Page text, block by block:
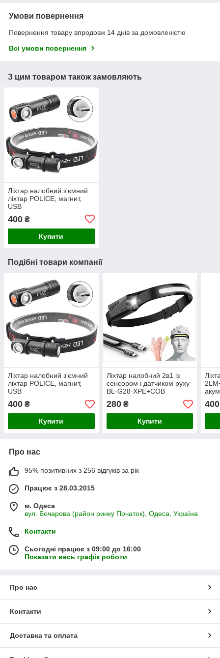
Умови повернення
Повернення товару впродовж 14 днів за домовленістю
Всі умови повернення
З цим товаром також замовляють
Ліхтар налобний з'ємний
ліхтар POLICE, магнит,
USB
400 ₴
Купити
Подібні товари компанії
Ліхтар налобний з'ємний
ліхтар POLICE, магнит,
USB
400 ₴
Купити
Ліхтар налобний 2в1 із
сенсором і датчиком руху
BL-G28-XPE+COB
акумуляторний ліхтарик з
USB
280₴
Купити
400
Про нас
95% позитивних з 256 відгуків за рік
Працює з 28.03.2015
м. Одеса
вул. Бочарова (район ринку Початок), Одеса, Україна
Контакти
Сьогодні працює з 09:00 до 16:00
Показати весь графік роботи
Про нас
Контакти
Доставка та оплата